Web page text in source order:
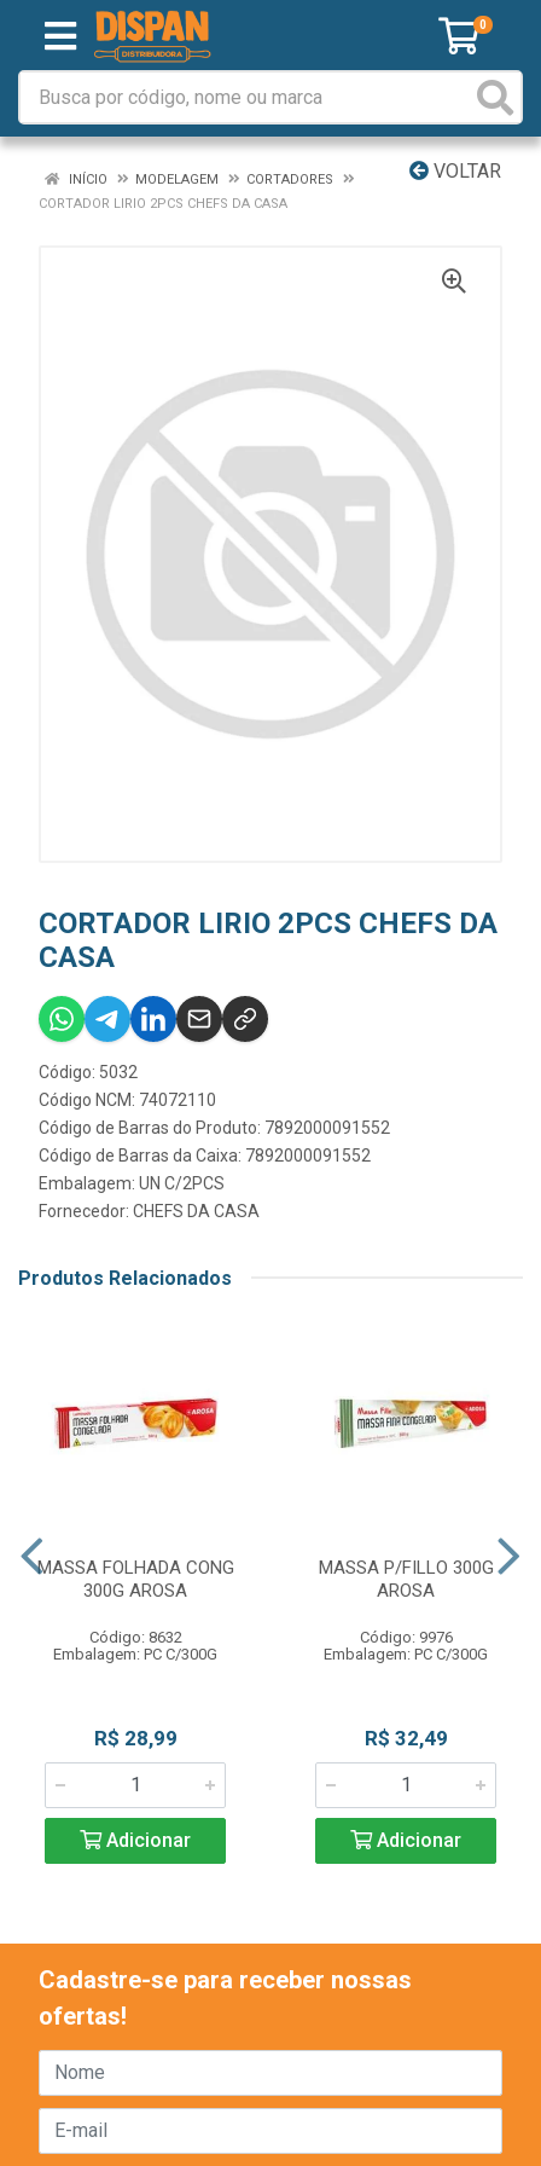
0
VOLTAR
INÍCIO MODELAGEM
CORTADORES
CORTADOR LIRIO 2PCS CHEFS DA CASA
CORTADOR LIRIO 2PCS CHEFS DA
CASA
Código: 5032
Código NCM: 74072110
Código de Barras do Produto: 7892000091552
Código de Barras da Caixa: 7892000091552
Embalagem: UN C/2PCS
Fornecedor: CHEFS DA CASA
Produtos Relacionados
MASSA FOLHADA CONG
300G AROSA
Código: 8632
Embalagem: PC C/300G
R$ 28,99
Adicionar
MASSA P/FILLO 300G
AROSA
Código: 9976
Embalagem: PC C/300G
R$ 32,49
Adicionar
Cadastre-se para receber nossas
ofertas!